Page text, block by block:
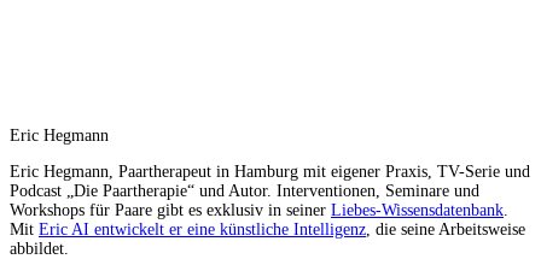
Eric Hegmann
Eric Hegmann, Paartherapeut in Hamburg mit eigener Praxis, TV-Serie und
Podcast „Die Paartherapie“ und Autor. Interventionen, Seminare und
Workshops für Paare gibt es exklusiv in seiner Liebes-Wissensdatenbank.
Mit Eric AI entwickelt er eine künstliche Intelligenz, die seine Arbeitsweise
abbildet.